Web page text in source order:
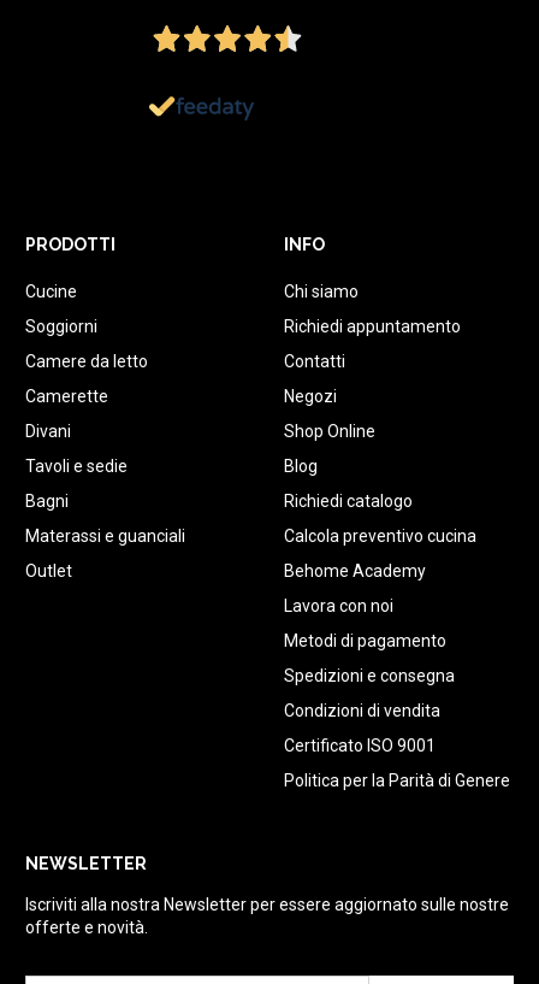
PRODOTTI
Cucine
Soggiorni
Camere da letto
Camerette
Divani
Tavoli e sedie
Bagni
Materassi e guanciali
Outlet
INFO
Chi siamo
Richiedi appuntamento
Contatti
Negozi
Shop Online
Blog
Richiedi catalogo
Calcola preventivo cucina
Behome Academy
Lavora con noi
Metodi di pagamento
Spedizioni e consegna
Condizioni di vendita
Certificato ISO 9001
Politica per la Parità di Genere
NEWSLETTER
Iscriviti alla nostra Newsletter per essere aggiornato sulle nostre
offerte e novità.